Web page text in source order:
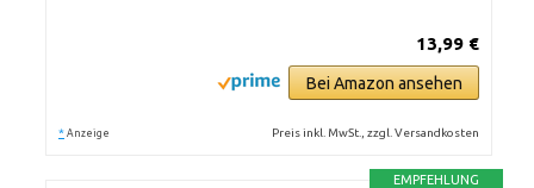
13,99 €
Bei Amazon ansehen
* Anzeige Preis inkl. MwSt., zzgl. Versandkosten
EMPFEHLUNG